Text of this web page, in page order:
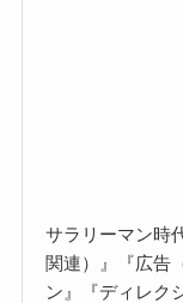
サラリーマン時
関連）』『広告
ン』『ディレク